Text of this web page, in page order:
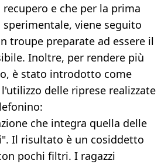
e che per la prima
viene seguito
troupe preparate ad essere il
Inoltre, per rendere più
è stato introdotto come
delle riprese realizzate
che integra quella delle
Il risultato è un cosiddetto
pochi filtri. I ragazzi